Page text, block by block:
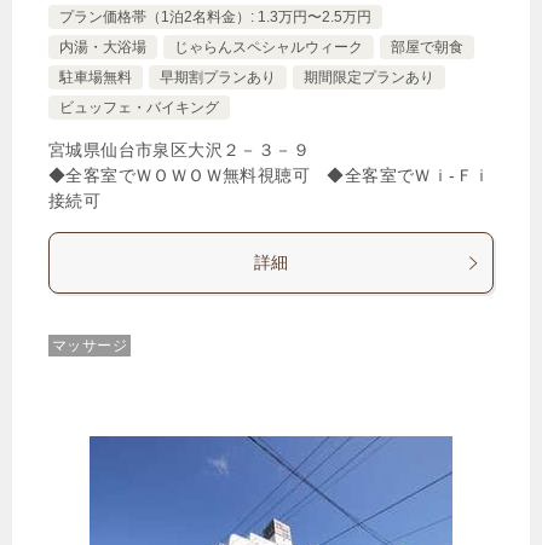
プラン価格帯（1泊2名料金）: 1.3万円〜2.5万円
内湯・大浴場
じゃらんスペシャルウィーク
部屋で朝食
駐車場無料
早期割プランあり
期間限定プランあり
ビュッフェ・バイキング
宮城県仙台市泉区大沢２－３－９
◆全客室でＷＯＷＯＷ無料視聴可 ◆全客室でＷｉ-Ｆｉ
接続可
詳細
マッサージ